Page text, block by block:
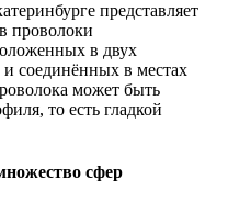
представляет
проволоки
в двух
соединённых в местах
может быть
то есть гладкой
сфер